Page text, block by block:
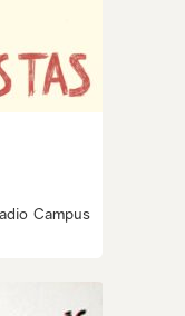
Campus